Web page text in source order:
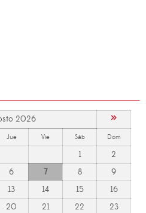
2026 »
Jue Vie Sáb Dom
1
2
6 7 8
9
13 14 15
16
20 21 22
23